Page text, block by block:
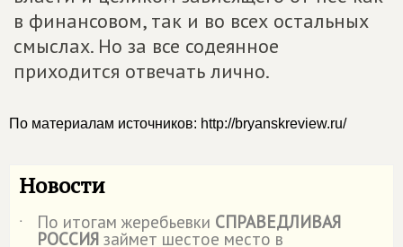
в финансовом, так и во всех остальных
смыслах. Но за все содеянное
приходится отвечать лично.
По материалам источников: http://bryanskreview.ru/
Новости
˙ По итогам жеребьевки СПРАВЕДЛИВАЯ
РОССИЯ займет шестое место в